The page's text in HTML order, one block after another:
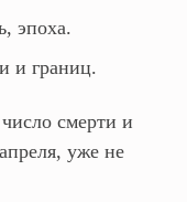
эпоха.
и границ.
смерти и
уже не